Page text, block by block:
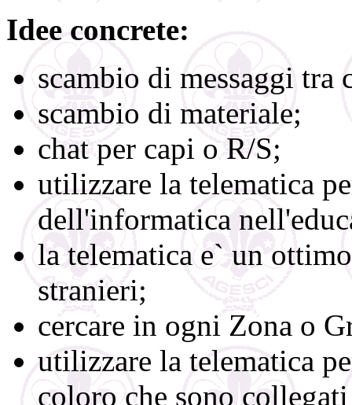
Idee concrete:
scambio di messaggi
scambio di materiale;
chat per capi o R/S;
utilizzare la telematica
dell'informatica
la telematica e` un
stranieri;
cercare in ogni Zona o
utilizzare la telematica
coloro che sono